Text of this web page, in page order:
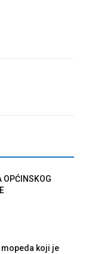
OPĆINSKOG
koji je